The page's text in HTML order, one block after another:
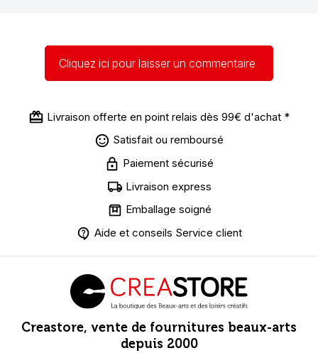
Cliquez ici pour laisser un commentaire
Livraison offerte en point relais dès 99€ d'achat *
Satisfait ou remboursé
Paiement sécurisé
Livraison express
Emballage soigné
Aide et conseils Service client
Creastore, vente de fournitures beaux-arts
depuis 2000